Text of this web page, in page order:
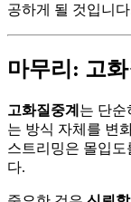
공하게 될 것입니
마무리: 고
고화질중계 는 단순
는 방식 자체를 변
스트리밍은 몰입도
다.